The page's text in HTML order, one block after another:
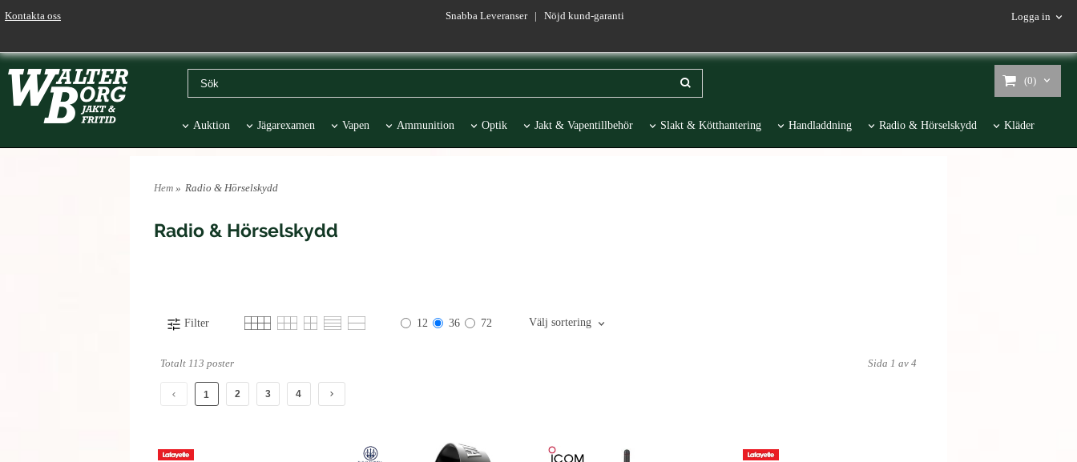
Kontakta oss Snabba Leveranser | Nöjd kund-garanti Logga in
(0)
Auktion Jägarexamen Vapen Ammunition Optik Jakt & Vapentillbehör Slakt & Kötthantering Handladdning Radio & Hörselskydd Kläder
Hem » Radio & Hörselskydd
Radio & Hörselskydd
Filter 12 36 72 Välj sortering
Totalt 113 poster Sida 1 av 4
1 2 3 4